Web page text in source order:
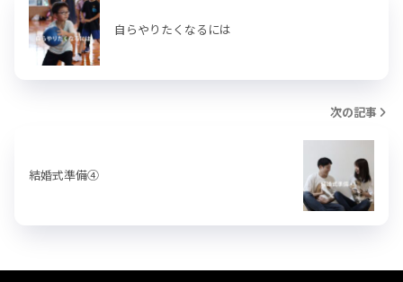
自らやりたくなるには
次の記事
結婚式準備④